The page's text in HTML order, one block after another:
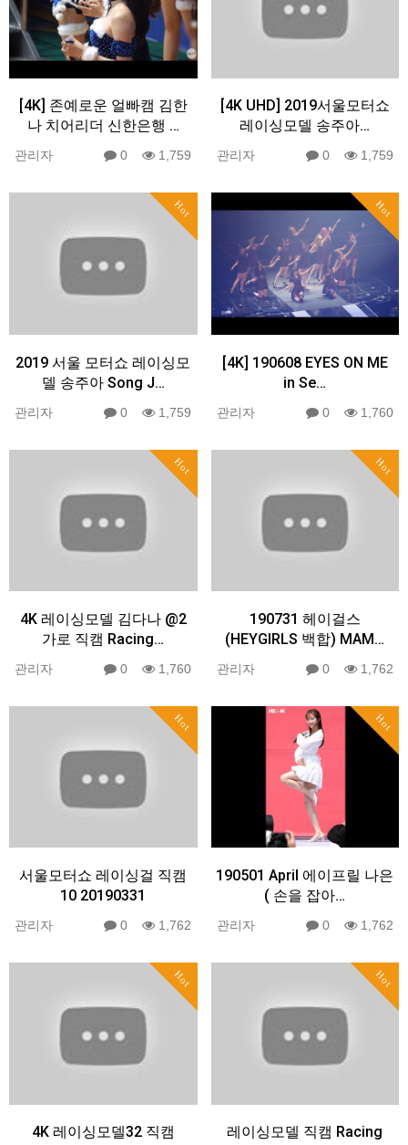
[4K] 존예로운 얼빠캠 김한
나 치어리더 신한은행 …
관리자 0 1,759
[4K UHD] 2019서울모터쇼
레이싱모델 송주아…
관리자 0 1,759
Hot
2019 서울 모터쇼 레이싱모
델 송주아 Song J…
관리자 0 1,759
Hot
[4K] 190608 EYES ON ME
in Se…
관리자 0 1,760
Hot
4K 레이싱모델 김다나 @2
가로 직캠 Racing…
관리자 0 1,760
Hot
190731 헤이걸스
(HEYGIRLS 백합) MAM…
관리자 0 1,762
Hot
서울모터쇼 레이싱걸 직캠
10 20190331
관리자 0 1,762
Hot
190501 April 에이프릴 나은
( 손을 잡아…
관리자 0 1,762
Hot
4K 레이싱모델32 직캠
Hot
레이싱모델 직캠 Racing